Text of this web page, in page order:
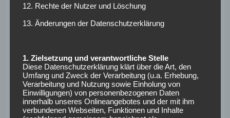
Gegentor überstanden haben.“ Schlussendlich habe ihre
Effizienz das Spiel gewonnen: „Dann haben wir unsere
Saison als Schlusslicht beendeten und abstiegen:
„Osnabrück hat es uns wirklich schwer gemacht, mit einer
guten körperlichen Präsenz. Deswegen ein großes
Kompliment an die Mannschaft zum 4:0!“ Die ersten zwei
Spiele in der dritten Liga haben die Niedersachen verloren.
12. Rechte der Nutzer und Löschung
13. Änderungen der Datenschutzerklärung
1. Zielsetzung und verantwortliche Stelle
Diese Datenschutzerklärung klärt über die Art, den
Umfang und Zweck der Verarbeitung (u.a. Erhebung,
Verarbeitung und Nutzung sowie Einholung von
Einwilligungen) von personenbezogenen Daten
innerhalb unseres Onlineangebotes und der mit ihm
verbundenen Webseiten, Funktionen und Inhalte